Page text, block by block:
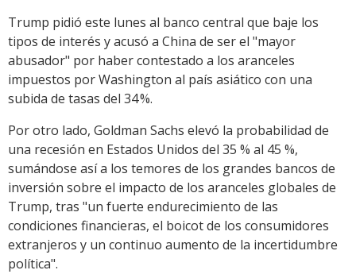
Trump pidió este lunes al banco central que baje los
tipos de interés y acusó a China de ser el "mayor
abusador" por haber contestado a los aranceles
impuestos por Washington al país asiático con una
subida de tasas del 34 %.
Por otro lado, Goldman Sachs elevó la probabilidad de
una recesión en Estados Unidos del 35 % al 45 %,
sumándose así a los temores de los grandes bancos de
inversión sobre el impacto de los aranceles globales de
Trump, tras "un fuerte endurecimiento de las
condiciones financieras, el boicot de los consumidores
extranjeros y un continuo aumento de la incertidumbre
política".